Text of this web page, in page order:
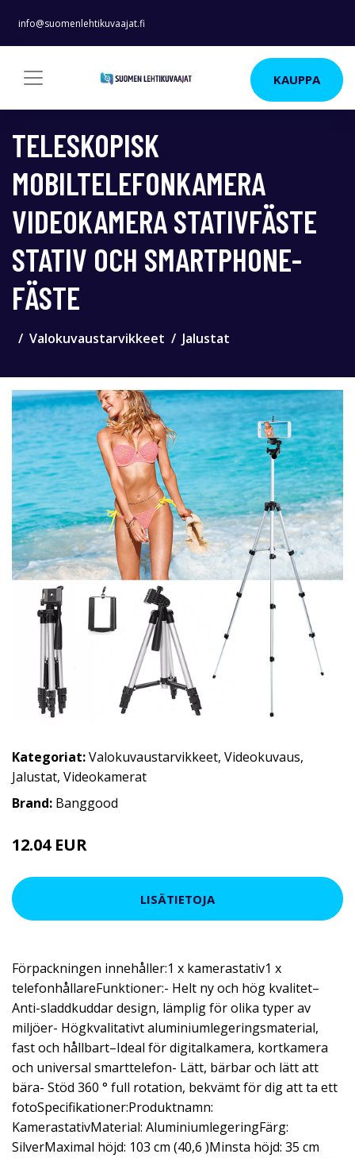
info@suomenlehtikuvaajat.fi
KAUPPA
TELESKOPISK
MOBILTELEFONKAMERA
VIDEOKAMERA STATIVFÄSTE
STATIV OCH SMARTPHONE-
FÄSTE
Valokuvaustarvikkeet Jalustat
Kategoriat:Valokuvaustarvikkeet, Videokuvaus,
Jalustat, Videokamerat
Brand: Banggood
12.04 EUR
LISÄTIETOJA
Förpackningen innehåller:1 x kamerastativ1 x
telefonhållareFunktioner:- Helt ny och hög kvalitet–
Anti-sladdkuddar design, lämplig för olika typer av
miljöer- Högkvalitativt aluminiumlegeringsmaterial,
fast och hållbart–Ideal för digitalkamera, kortkamera
och universal smarttelefon- Lätt, bärbar och lätt att
bära- Stöd 360 ° full rotation, bekvämt för dig att ta ett
fotoSpecifikationer:Produktnamn:
KamerastativMaterial: AluminiumlegeringFärg:
SilverMaximal höjd: 103 cm (40,6 )Minsta höjd: 35 cm